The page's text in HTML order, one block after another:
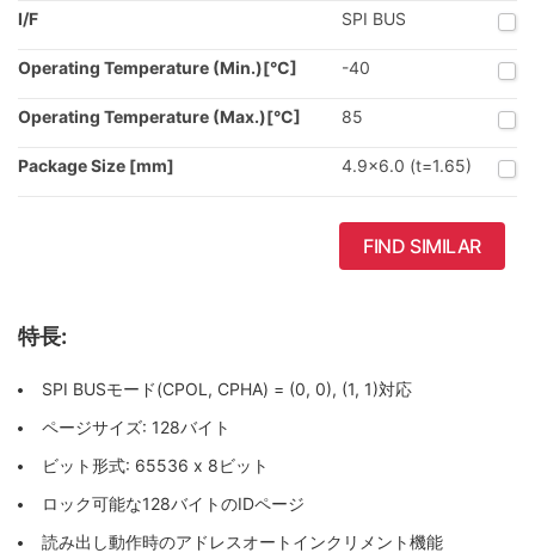
I/F SPI BUS
Operating Temperature (Min.)[°C] -40
Operating Temperature (Max.)[°C] 85
Package Size [mm] 4.9x6.0 (t=1.65)
FIND SIMILAR
特長:
SPI BUSモード(CPOL, CPHA) = (0, 0), (1, 1)対応
ページサイズ: 128バイト
ビット形式: 65536 x 8ビット
ロック可能な128バイトのIDページ
読み出し動作時のアドレスオートインクリメント機能